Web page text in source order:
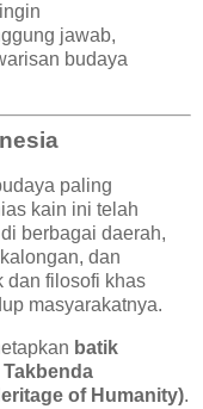
jawab,
budaya
paling
kain ini telah
berbagai daerah,
dan
dan filosofi khas
masyarakatnya.
batik
of Humanity).